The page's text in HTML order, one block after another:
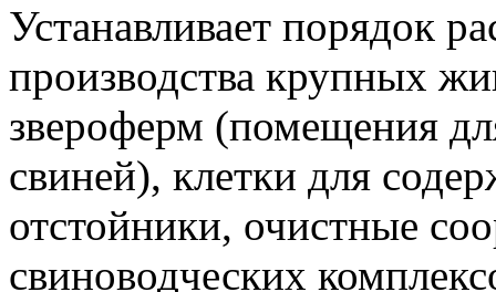
Устанавливает порядок
производства крупных
звероферм (помещения
свиней), клетки для
отстойники, очистные
свиноводческих